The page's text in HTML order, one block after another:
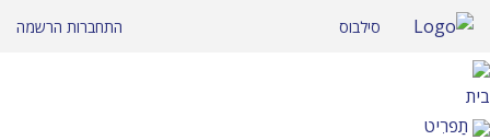
דלג
סילבוס התחברות הרשמה
בית
תַפרִיט